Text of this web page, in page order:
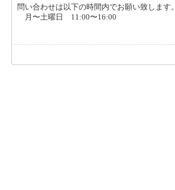
問い合わせは以下の時間内でお願い致します。
月〜土曜日 11:00〜16:00